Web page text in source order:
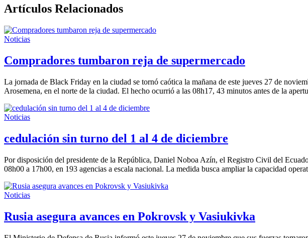
Artículos Relacionados
Noticias
Compradores tumbaron reja de supermercado
La jornada de Black Friday en la ciudad se tornó caótica la mañana de este jueves 27 de
Arosemena, en el norte de la ciudad. El hecho ocurrió a las 08h17, 43 minutos antes de la
Noticias
cedulación sin turno del 1 al 4 de diciembre
Por disposición del presidente de la República, Daniel Noboa Azín, el Registro Civil del
08h00 a 17h00, en 193 agencias a escala nacional. La medida busca ampliar la capacidad
Noticias
Rusia asegura avances en Pokrovsk y Vasiukivka